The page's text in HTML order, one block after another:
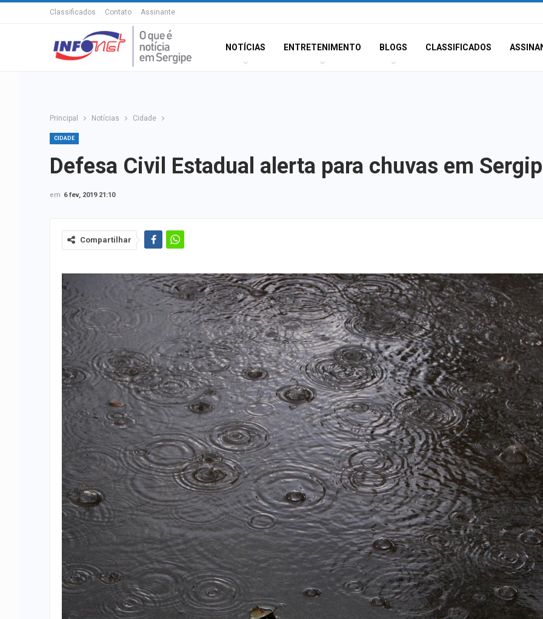
Classificados Contato Assinante
NOTÍCIAS ENTRETENIMENTO BLOGS CLASSIFICADOS
Principal Notícias Cidade
CIDADE
Defesa Civil Estadual alerta para chuvas em
em 6 fev, 2019 21:10
Compartilhar
de Pai e Filho
A Fabulosa
Tempo
Homem Aranha:
Dia
Mulher é
companheiro é
violência
Sergipe terá
de chuva leve
fim de semana